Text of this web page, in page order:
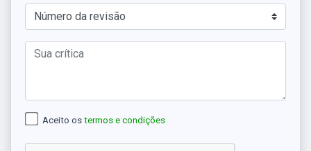
Aceito os termos e condições